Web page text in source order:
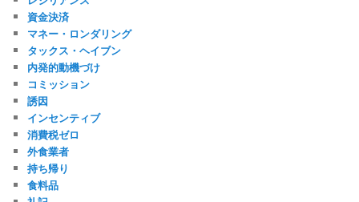
資金決済
マネー・ロンダリング
タックス・ヘイブン
内発的動機づけ
コミッション
誘因
インセンティブ
消費税ゼロ
外食業者
持ち帰り
食料品